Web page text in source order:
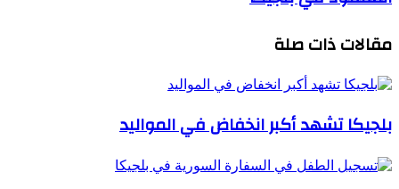
مقالات ذات صلة
بلجيكا تشهد أكبر انخفاض في المواليد